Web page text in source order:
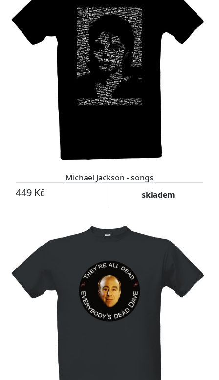
Michael Jackson - songs
449 Kč skladem